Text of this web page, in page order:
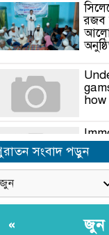
রজব
on
সংবাদ পড়ুন
« জুন